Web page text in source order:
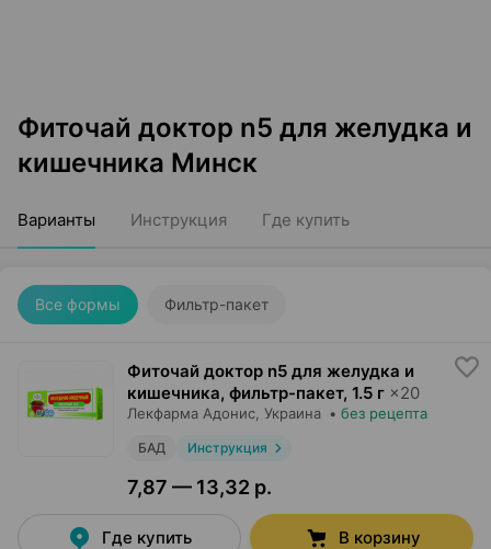
Фиточай доктор n5 для желудка и
кишечника Минск
Варианты Инструкция Где купить
Все формы Фильтр-пакет
Фиточай доктор n5 для желудка и
кишечника, фильтр-пакет, 1.5 г ×20
Лекфарма Адонис , Украина • без рецепта
БАД Инструкция
7,87 — 13,32 р.
Где купить В корзину